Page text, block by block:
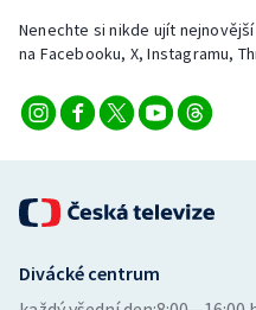
Nenechte si nikde ujít
na Facebooku, X, Instagramu,
Divácké centrum